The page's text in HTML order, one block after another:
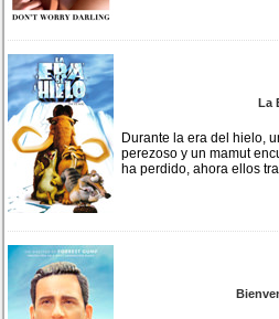
La
Durante la era del hielo,
perezoso y un mamut
ha perdido, ahora ellos